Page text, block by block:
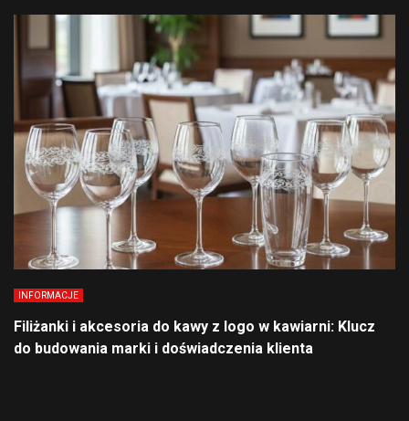
INFORMACJE
Filiżanki i akcesoria do kawy z logo w kawiarni: Klucz
do budowania marki i doświadczenia klienta